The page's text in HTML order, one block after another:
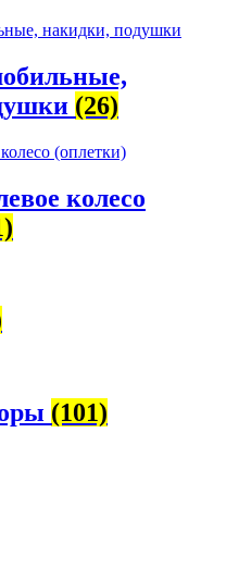
(26)
колесо
(101)